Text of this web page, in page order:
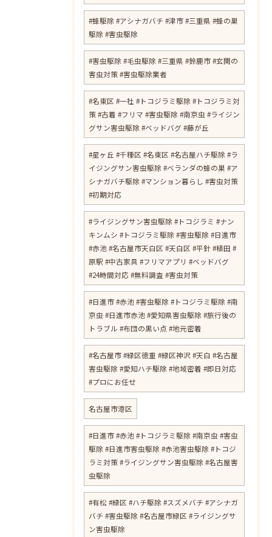
#蜂駆除 #アシナガバチ #津市 #三重県 #蜂の巣
駆除 #害虫駆除
#害虫駆除 #毛虫駆除 #三重県 #鈴鹿市 #玄関の
害虫対策 #害虫駆除業者
#名東区 #一社 #トコジラミ駆除 #トコジラミ対
策 #古着 #フリマ #害虫駆除 #南京虫 #ライジン
グサン害虫駆除 #ベッドバグ #藤が丘
#星ヶ丘 #千種区 #名東区 #名古屋ハチ駆除 #ラ
イジングサン害虫駆除 #ベランダの蜂の巣 #ア
シナガバチ駆除 #マンション暮らし #害虫対策
#初期対応
#ライジングサン害虫駆除 #トコジラミ #ナン
キンムシ #トコジラミ駆除 #害虫駆除 #日進市
#赤池 #名古屋市天白区 #天白区 #平針 #植田 #
原駅 #中古家具 #フリマアプリ #ベッドバグ
#24時間対応 #無料調査 #害虫対策
​#日進市 #赤池 #害虫駆除 #トコジラミ駆除 #南
京虫 #日進市赤池 #愛知県害虫駆除 #旅行後の
トラブル #布団の黒い点 #地元密着
#名古屋市 #緑区徳重 #緑区神沢 #天白 #名古屋
害虫駆除 #愛知ハチ駆除 #地域密着 #即日対応
#プロにお任せ
名古屋市港区
#日進市 #赤池 #トコジラミ駆除 #南京虫 #害虫
駆除 #日進市害虫駆除 #赤池害虫駆除 #トコジ
ラミ対策 #ライジングサン害虫駆除 #名古屋害
虫駆除
#有松 #緑区 #ハチ駆除 #スズメバチ #アシナガ
バチ #害虫駆除 #名古屋市緑区 #ライジングサ
ン害虫駆除